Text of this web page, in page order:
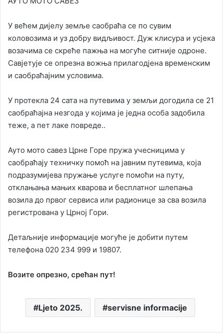
У већем дијелу земље саобраћа се по сувим
коловозима и уз добру видљивост. Дуж клисура и усјека
возачима се скреће пажња на могуће ситније одроне.
Савјетује се опрезна вожња прилагодјена временским
и саобраћајним условима.
У протекла 24 сата на путевима у земљи догодила се 21
саобраћајна незгода у којима је једна особа задобила
теже, а пет лаке повреде..
Ауто мото савез Црне Горе пружа учесницима у
саобраћају техничку помоћ на јавним путевима, која
подразумијева пружање услуге помоћи на путу,
отклањања мањих кварова и бесплатног шлепања
возила до првог сервиса или радионице за сва возила
регистрована у Црној Гори.
Детаљније информације могуће је добити путем
телефона 020 234 999 и 19807.
Возите опрезно, срећан пут!
Ljeto 2025. servisne informacije